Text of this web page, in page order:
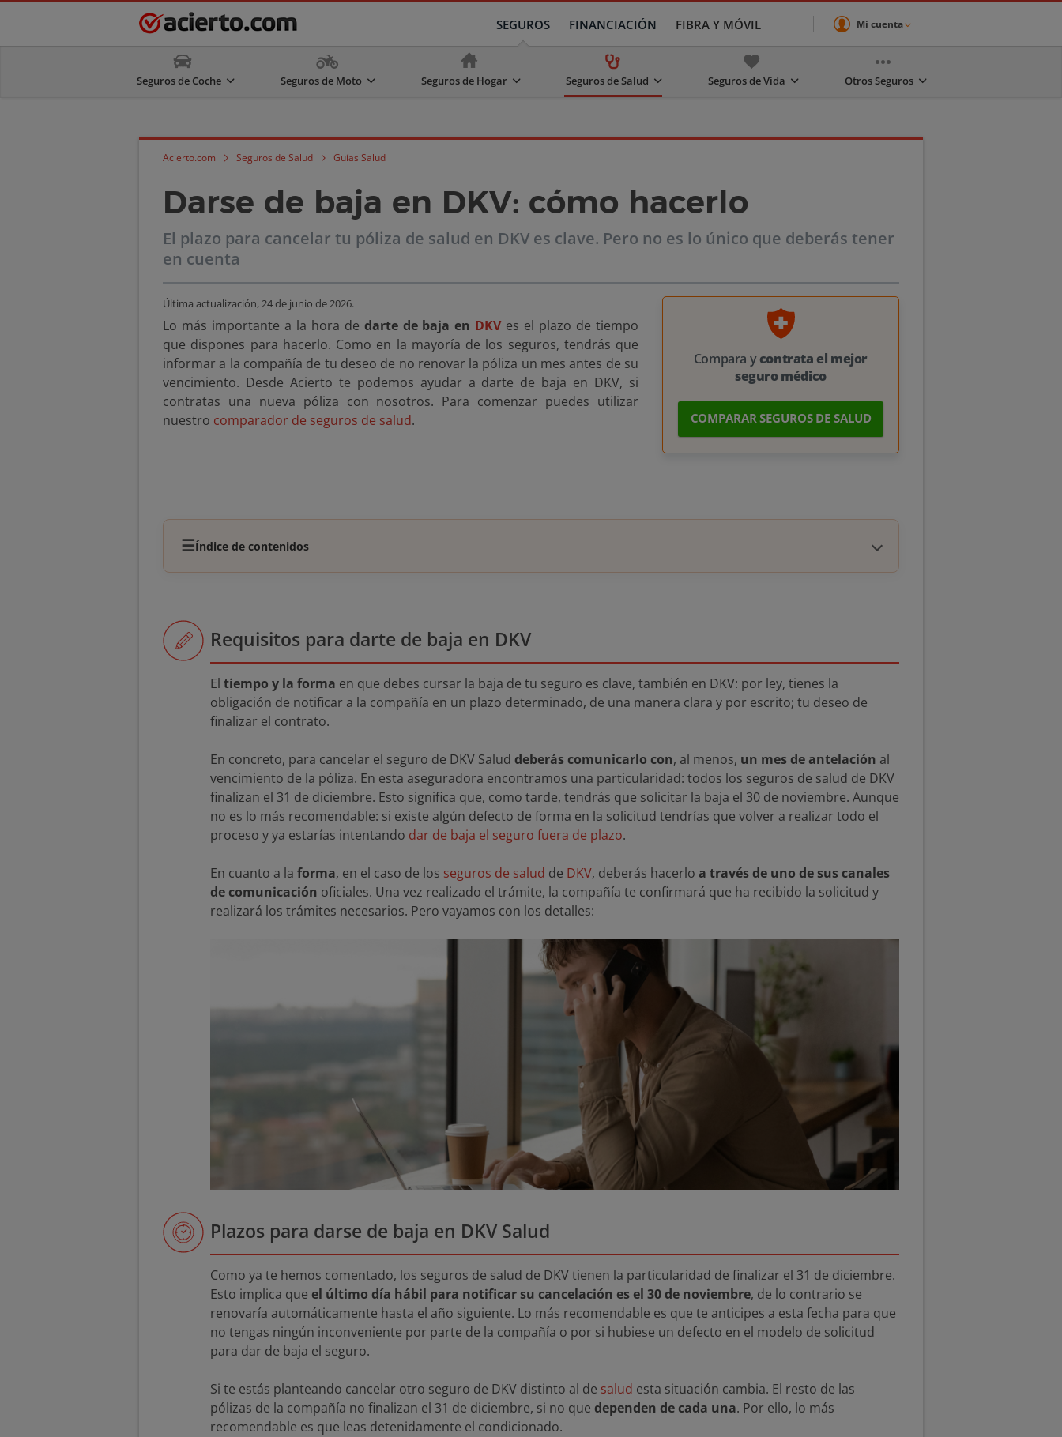
SEGUROS FINANCIACIÓN FIBRA Y MÓVIL Mi cuenta
Seguros de Coche Seguros de Moto Seguros de Hogar Seguros de Salud Seguros de Vida Otros Seguros
Acierto.com Seguros de Salud Guías Salud
Darse de baja en DKV: cómo hacerlo
El plazo para cancelar tu póliza de salud en DKV es clave. Pero no es lo único que deberás tener
en cuenta
Compara ycontrata el mejor
seguro médico
COMPARAR SEGUROS DE SALUD
Última actualización,24 de junio de 2026.
Lo más importante a la hora de darte de baja en DKV es el plazo de tiempo
que dispones para hacerlo. Como en la mayoría de los seguros, tendrás que
informar a la compañía de tu deseo de no renovar la póliza un mes antes de su
vencimiento. Desde Acierto te podemos ayudar a darte de baja en DKV, si
contratas una nueva póliza con nosotros. Para comenzar puedes utilizar
nuestro comparador de seguros de salud.
☰Índice de contenidos
Requisitos para darte de baja en DKV
El tiempo y la forma en que debes cursar la baja de tu seguro es clave, también en DKV: por ley, tienes la
obligación de notificar a la compañía en un plazo determinado, de una manera clara y por escrito; tu deseo de
finalizar el contrato.
En concreto, para cancelar el seguro de DKV Salud deberás comunicarlo con, al menos, un mes de antelación al
vencimiento de la póliza. En esta aseguradora encontramos una particularidad: todos los seguros de salud de DKV
finalizan el 31 de diciembre. Esto significa que, como tarde, tendrás que solicitar la baja el 30 de noviembre. Aunque
no es lo más recomendable: si existe algún defecto de forma en la solicitud tendrías que volver a realizar todo el
proceso y ya estarías intentando dar de baja el seguro fuera de plazo.
En cuanto a la forma, en el caso de los seguros de salud de DKV, deberás hacerlo a través de uno de sus canales
de comunicación oficiales. Una vez realizado el trámite, la compañía te confirmará que ha recibido la solicitud y
realizará los trámites necesarios. Pero vayamos con los detalles:
Plazos para darse de baja en DKV Salud
Como ya te hemos comentado, los seguros de salud de DKV tienen la particularidad de finalizar el 31 de diciembre.
Esto implica que el último día hábil para notificar su cancelación es el 30 de noviembre, de lo contrario se
renovaría automáticamente hasta el año siguiente. Lo más recomendable es que te anticipes a esta fecha para que
no tengas ningún inconveniente por parte de la compañía o por si hubiese un defecto en el modelo de solicitud
para dar de baja el seguro.
Si te estás planteando cancelar otro seguro de DKV distinto al de salud esta situación cambia. El resto de las
pólizas de la compañía no finalizan el 31 de diciembre, si no que dependen de cada una. Por ello, lo más
recomendable es que leas detenidamente el condicionado.